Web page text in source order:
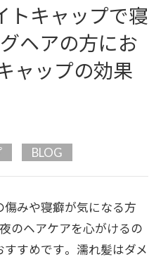
トキャップで寝
ヘアの方にお
ャップの効果
BLOG
傷みや寝癖が気になる方
夜のヘアケアを心がけるの
すすめです。 濡れ髪はダメ